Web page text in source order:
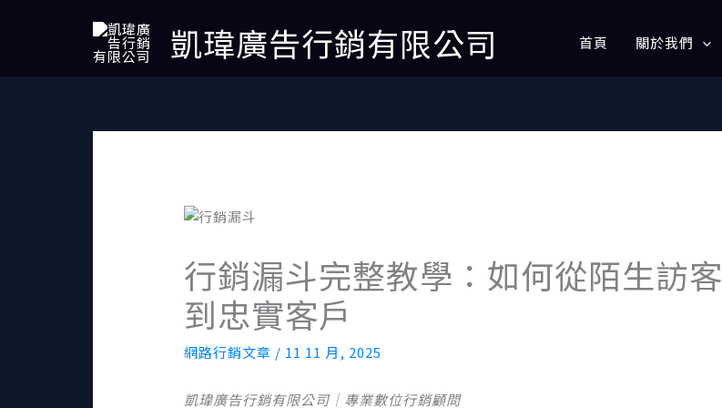
凱瑋廣告行銷有限公司 首頁 關於我們
行銷漏斗完整教學：如何從陌生訪客
到忠實客戶
網路行銷文章 / 11 11 月, 2025
凱瑋廣告行銷有限公司｜專業數位行銷顧問